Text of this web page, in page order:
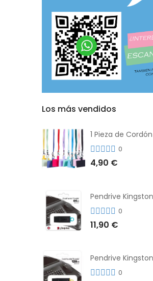
Los más vendidos
0
4,90 €
0
11,90 €
0